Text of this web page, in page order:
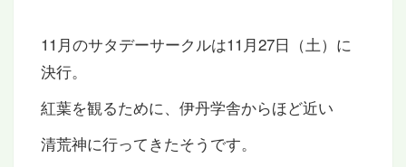
11月のサタデーサークルは11月27日（土）に
決行。
紅葉を観るために、伊丹学舎からほど近い
清荒神に行ってきたそうです。